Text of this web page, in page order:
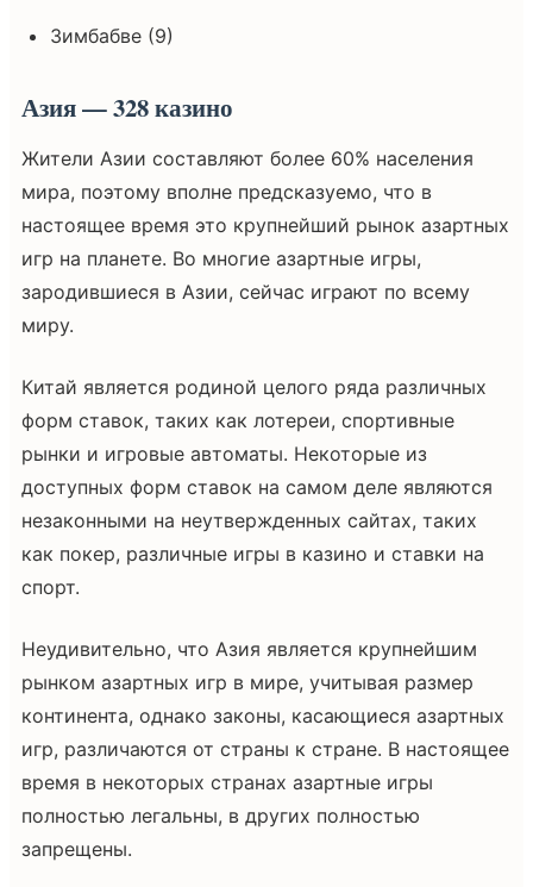
Зимбабве (9)
Азия — 328 казино
Жители Азии составляют более 60% населения
мира, поэтому вполне предсказуемо, что в
настоящее время это крупнейший рынок азартных
игр на планете. Во многие азартные игры,
зародившиеся в Азии, сейчас играют по всему
миру.
Китай является родиной целого ряда различных
форм ставок, таких как лотереи, спортивные
рынки и игровые автоматы. Некоторые из
доступных форм ставок на самом деле являются
незаконными на неутвержденных сайтах, таких
как покер, различные игры в казино и ставки на
спорт.
Неудивительно, что Азия является крупнейшим
рынком азартных игр в мире, учитывая размер
континента, однако законы, касающиеся азартных
игр, различаются от страны к стране. В настоящее
время в некоторых странах азартные игры
полностью легальны, в других полностью
запрещены.